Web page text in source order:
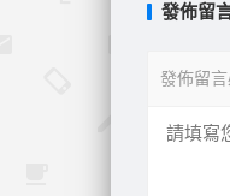
發佈留
發佈留